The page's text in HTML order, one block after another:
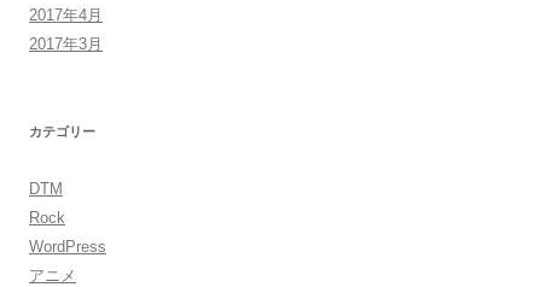
2017年4月
2017年3月
カテゴリー
DTM
Rock
WordPress
アニメ